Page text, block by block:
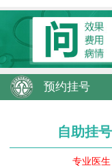
预约挂号
自助挂号
专业医生